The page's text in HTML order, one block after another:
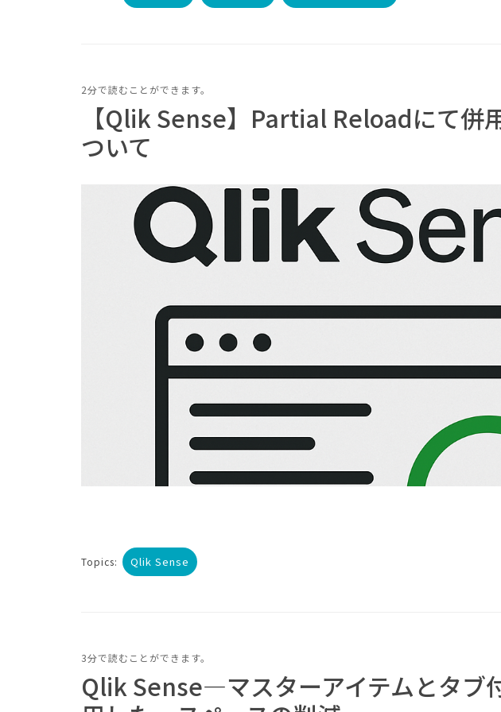
2分で読むことができます。
【Qlik Sense】Partial Reloadにて併
ついて
Topics: Qlik Sense
3分で読むことができます。
Qlik Sense—マスターアイテムとタブ